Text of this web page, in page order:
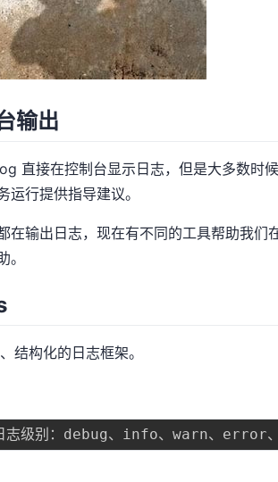
输出
直接在控制台显示日志，但是大多数时
运行提供指导建议。
在输出日志，现在有不同的工具帮助我们
结构化的日志框架。